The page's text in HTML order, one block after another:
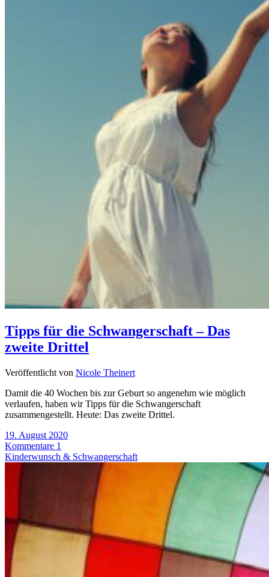
Tipps für die Schwangerschaft – Das
zweite Drittel
Veröffentlicht von Nicole Theinert
Damit die 40 Wochen bis zur Geburt so angenehm wie möglich
verlaufen, haben wir Tipps für die Schwangerschaft
zusammengestellt. Heute: Das zweite Drittel.
19. August 2020
Kommentare 1
Kinderwunsch & Schwangerschaft